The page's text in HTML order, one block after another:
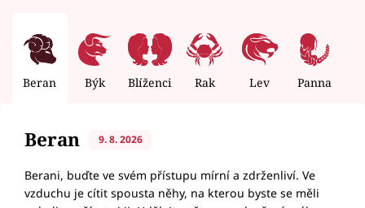
Beran Býk Blíženci Rak Lev Panna
Beran 9. 8. 2026
Berani, buďte ve svém přístupu mírní a zdrženliví. Ve
vzduchu je cítit spousta něhy, na kterou byste se měli